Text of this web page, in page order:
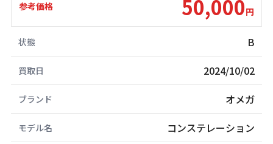
参考価格 50,000円
状態 B
買取日 2024/10/02
ブランド オメガ
モデル名 コンステレーション